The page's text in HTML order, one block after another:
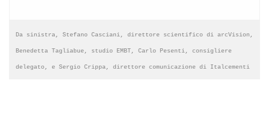
Da sinistra, Stefano Casciani, direttore scientifico di arcVision,
Benedetta Tagliabue, studio EMBT, Carlo Pesenti, consigliere
delegato, e Sergio Crippa, direttore comunicazione di Italcementi